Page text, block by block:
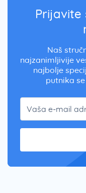
Prijavite
Naš
najzanimljivije
najbolje
putnika